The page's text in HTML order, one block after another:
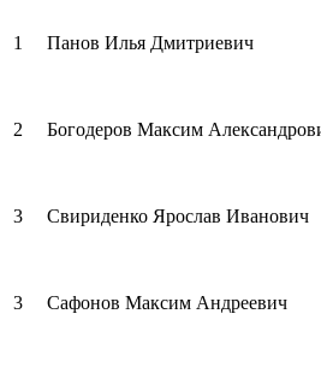
1 Панов Илья Дмитриевич
2 Богодеров Максим
3 Свириденко Ярослав Иванович
3 Сафонов Максим Андреевич